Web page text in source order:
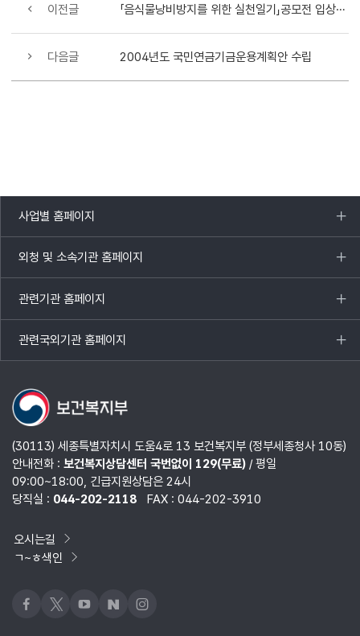
이전글 「음식물낭비방지를 위한 실천일기」공모전 입상자 시상
다음글 2004년도 국민연금기금운용계획안 수립
사업별 홈페이지
목록
열기
외청 및 소속기관 홈페이지
목록
열기
관련기관 홈페이지
목록
열기
관련국외기관 홈페이지
목록
열기
(30113) 세종특별자치시 도움4로 13 보건복지부 (정부세종청사 10동)
안내전화 : 보건복지상담센터 국번없이 129(무료)/ 평일
09:00~18:00, 긴급지원상담은 24시
당직실 : 044-202-2118 FAX : 044-202-3910
오시는길
ㄱ~ㅎ색인
페이스북
x 유튜브네이버블로그
인스타그램